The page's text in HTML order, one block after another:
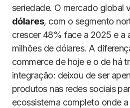
seriedade. O mercado global
dólares, com o segmento
crescer 48% face a 2025 e a
milhões de dólares. A
commerce de hoje e o de há
integração: deixou de ser
produtos nas redes sociais
ecossistema completo onde